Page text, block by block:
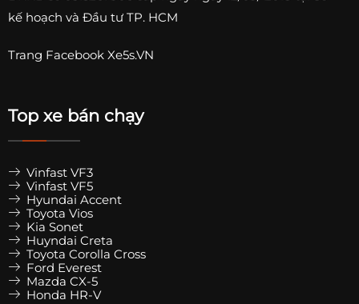
kế hoạch và Đầu tư TP. HCM
Trang Facebook Xe5s.VN
Top xe bán chạy
Vinfast VF3
Vinfast VF5
Hyundai Accent
Toyota Vios
Kia Sonet
Huyndai Creta
Toyota Corolla Cross
Ford Everest
Mazda CX-5
Honda HR-V